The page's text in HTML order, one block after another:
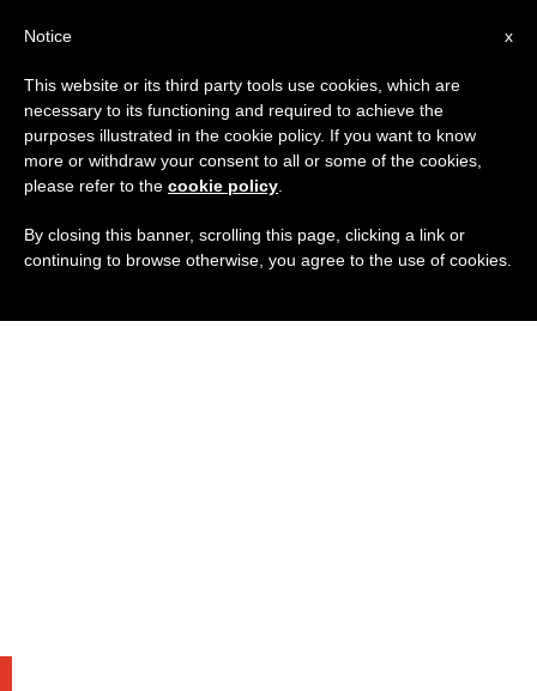
x
Notice
This website or its third party tools use cookies, which are
necessary to its functioning and required to achieve the
purposes illustrated in the cookie policy. If you want to know
more or withdraw your consent to all or some of the cookies,
please refer to the cookie policy
By closing this banner, scrolling this page, clicking a link or
continuing to browse otherwise, you agree to the use of cookies.